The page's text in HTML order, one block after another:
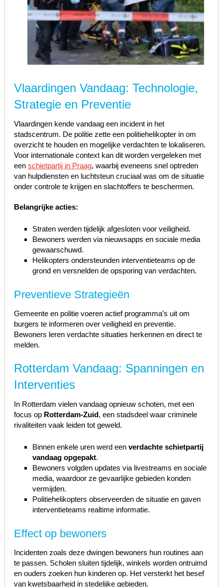
Vlaardingen Vandaag: Technologie,
Strategie en Preventie
Vlaardingen kende vandaag een incident in het
stadscentrum. De politie zette een politiehelikopter in om
overzicht te houden en mogelijke verdachten te lokaliseren.
Voor internationale context kan dit worden vergeleken met
een schietpartij in Praag, waarbij eveneens snel optreden
van hulpdiensten en luchtsteun cruciaal was om de situatie
onder controle te krijgen en slachtoffers te beschermen.
Belangrijke acties:
Straten werden tijdelijk afgesloten voor veiligheid.
Bewoners werden via nieuwsapps en sociale media
gewaarschuwd.
Helikopters ondersteunden interventieteams op de
grond en versnelden de opsporing van verdachten.
Preventieve Strategieën
Gemeente en politie voeren actief programma’s uit om
burgers te informeren over veiligheid en preventie.
Bewoners leren verdachte situaties herkennen en direct te
melden.
Rotterdam Vandaag: Spanningen en
Interventies
In Rotterdam vielen vandaag opnieuw schoten, met een
focus op Rotterdam-Zuid, een stadsdeel waar criminele
rivaliteiten vaak leiden tot geweld.
Binnen enkele uren werd eenverdachte schietpartij
vandaag opgepakt.
Bewoners volgden updates via livestreams en sociale
media, waardoor ze gevaarlijke gebieden konden
vermijden.
Politiehelikopters observeerden de situatie en gaven
interventieteams realtime informatie.
Effect op bewoners
Incidenten zoals deze dwingen bewoners hun routines aan
te passen. Scholen sluiten tijdelijk, winkels worden ontruimd
en ouders zoeken hun kinderen op. Het versterkt het besef
van kwetsbaarheid in stedelijke gebieden.